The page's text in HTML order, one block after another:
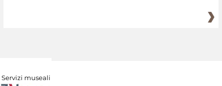
Servizi museali